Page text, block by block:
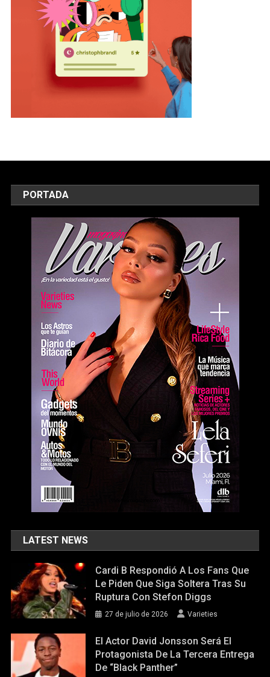
PORTADA
LATEST NEWS
Cardi B Respondió A Los Fans Que
Le Piden Que Siga Soltera Tras Su
Ruptura Con Stefon Diggs
27 de julio de 2026 Varieties
El Actor David Jonsson Será El
Protagonista De La Tercera Entrega
De “Black Panther”